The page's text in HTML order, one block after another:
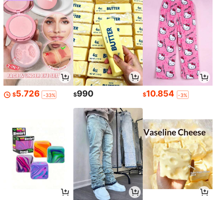
$5.726 -33% $990 $10.854 -3%